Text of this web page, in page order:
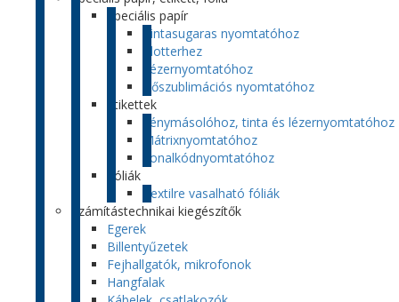
Speciális papír
Tintasugaras nyomtatóhoz
Plotterhez
Lézernyomtatóhoz
Hőszublimációs nyomtatóhoz
Etikettek
Fénymásolóhoz, tinta és lézernyomtatóhoz
Mátrixnyomtatóhoz
Vonalkódnyomtatóhoz
Fóliák
Textilre vasalható fóliák
Számítástechnikai kiegészítők
Egerek
Billentyűzetek
Fejhallgatók, mikrofonok
Hangfalak